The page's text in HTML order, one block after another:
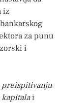
iz
za punu
i
i